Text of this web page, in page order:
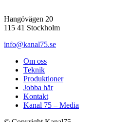
Hangövägen 20
115 41 Stockholm
info@kanal75.se
Om oss
Teknik
Produktioner
Jobba här
Kontakt
Kanal 75 – Media